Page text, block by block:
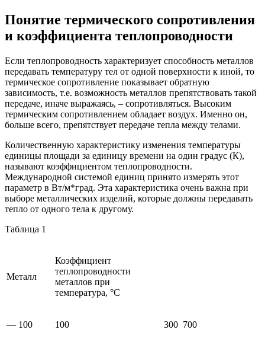
Понятие термического сопротивления
и коэффициента теплопроводности
Если теплопроводность характеризует способность металлов
передавать температуру тел от одной поверхности к иной, то
термическое сопротивление показывает обратную
зависимость, т.е. возможность металлов препятствовать такой
передаче, иначе выражаясь, – сопротивляться. Высоким
термическим сопротивлением обладает воздух. Именно он,
больше всего, препятствует передаче тепла между телами.
Количественную характеристику изменения температуры
единицы площади за единицу времени на один градус (К),
называют коэффициентом теплопроводности.
Международной системой единиц принято измерять этот
параметр в Вт/м*град. Эта характеристика очень важна при
выборе металлических изделий, которые должны передавать
тепло от одного тела к другому.
Таблица 1
Металл
Коэффициент
теплопроводности
металлов при
температура, °С
— 100 100 300 700